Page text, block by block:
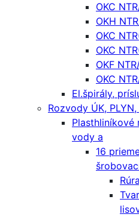
OKC
OKH
OKC
OKC
OKF
OKC
El.špirály,
Rozvody ÚK, PLYN,
vody a
16